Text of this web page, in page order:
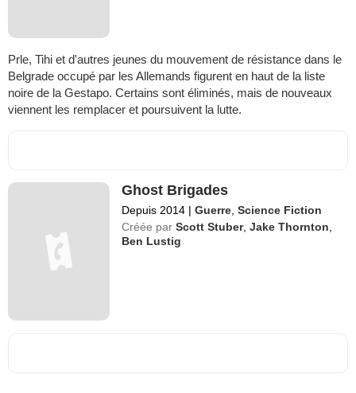
Prle, Tihi et d'autres jeunes du mouvement de résistance dans le
Belgrade occupé par les Allemands figurent en haut de la liste
noire de la Gestapo. Certains sont éliminés, mais de nouveaux
viennent les remplacer et poursuivent la lutte.
Ghost Brigades
Depuis 2014 | Guerre ,Science Fiction
Créée par Scott Stuber,Jake Thornton
Ben Lustig